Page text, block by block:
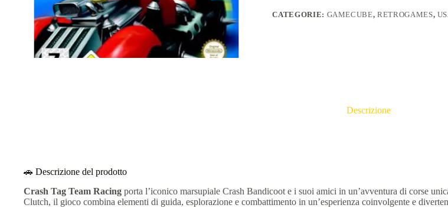
CATEGORIE: GAMECUBE,RETROGAMES,
Descrizione
🚗 Descrizione del prodotto
Crash Tag Team Racing porta l’iconico marsupiale Crash Bandicoot e i suoi amici in un’avventura di corse
Clutch, il gioco combina elementi di guida, esplorazione e combattimento in un’esperienza coinvolgente e